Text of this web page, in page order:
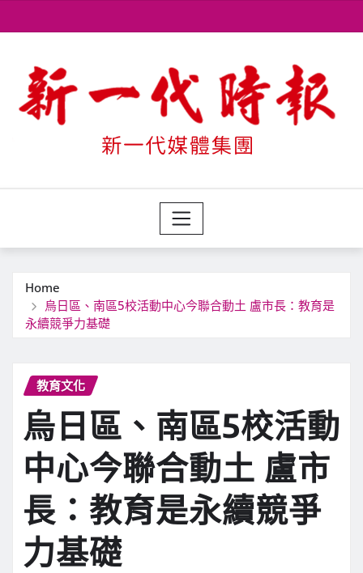
to
Home
烏日區、南區5校活動中心今聯合動土 盧市長：教育是
永續競爭力基礎
教育文化
烏日區、南區5校活動
中心今聯合動土 盧市
長：教育是永續競爭
力基礎